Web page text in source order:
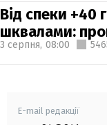
Від спеки +40
шквалами:
3 серпня, 08:00
E-mail редакції